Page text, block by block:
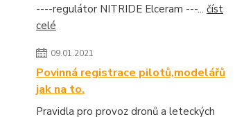
----regulátor NITRIDE Elceram ---... číst
celé
09.01.2021
Povinná registrace pilotů,modelářů
jak na to.
Pravidla pro provoz dronů a leteckých